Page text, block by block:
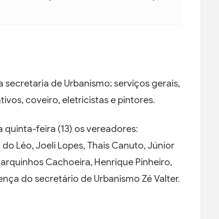
de Urbanismo; serviços gerais,
coveiro, eletricistas e pintores.
quinta-feira (13) os vereadores:
Léo, Joeli Lopes, Thais Canuto, Júnior
Cachoeira, Henrique Pinheiro,
do secretário de Urbanismo Zé Valter.